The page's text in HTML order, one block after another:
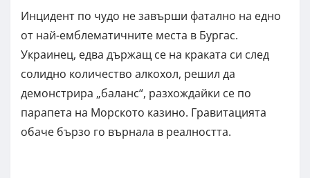
Инцидент по чудо не завърши фатално на едно
от най-емблематичните места в Бургас.
Украинец, едва държащ се на краката си след
солидно количество алкохол, решил да
демонстрира „баланс“, разхождайки се по
парапета на Морското казино. Гравитацията
обаче бързо го върнала в реалността.